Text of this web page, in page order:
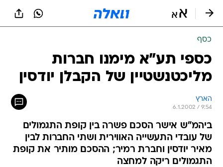
כסף
כספי תע"א מימנו חברות
מליכטנשטיין של הקבלן יודסין
הארץ
6.1.2002 / 9:54
ביהמ"ש אישר הסכם פשרה בין קופת התגמולים
של עובדי התעשייה האווירית ושתי החברות לבין
מאיר יודסין וחברת רמיר; ההסכם מותיר את קופת
התגמולים ריקה למחצה